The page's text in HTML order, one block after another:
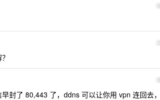
6
7
8
封了 80,443 了，ddns 可以让你用 vpn 连回去，